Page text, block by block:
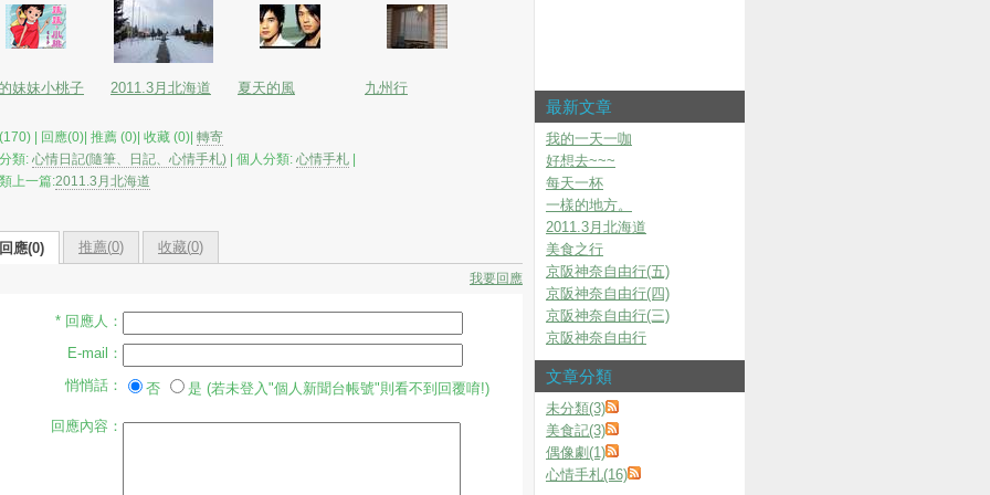
妹妹小桃子 2011.3月北海道 夏天的風 九州行
| 回應(0)| 推薦 (0)| 收藏 (0)| 轉寄
類: 心情日記(隨筆、日記、心情手札) | 個人分類: 心情手札
上一篇:2011.3月北海道
回應(0) 推薦(0) 收藏(0)
我要回應
* 回應人：
E-mail：
悄悄話：
否 是 (若未登入"個人新聞台帳號"則看不到回覆唷!)
回應內容：
最新文章
我的一天一咖
好想去~~~
每天一杯
一樣的地方。
2011.3月北海道
美食之行
京阪神奈自由行(五)
京阪神奈自由行(四)
京阪神奈自由行(三)
京阪神奈自由行
文章分類
未分類(3)
美食記(3)
偶像劇(1)
心情手札(16)